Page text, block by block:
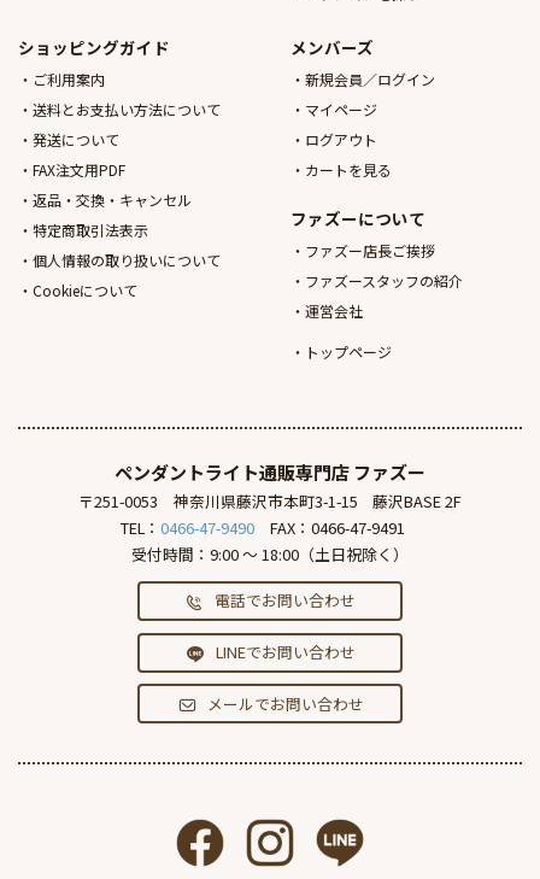
ショッピングガイド
ご利用案内
送料とお支払い方法について
発送について
FAX注文用PDF
返品・交換・キャンセル
特定商取引法表示
個人情報の取り扱いについて
Cookieについて
メンバーズ
新規会員／ログイン
マイページ
ログアウト
カートを見る
ファズーについて
ファズー店長ご挨拶
ファズースタッフの紹介
運営会社
トップページ
ペンダントライト通販専門店 ファズー
〒251-0053 神奈川県藤沢市本町3-1-15
藤沢BASE 2F
TEL： 0466-47-9490
FAX：0466-47-9491
受付時間：9:00 ～ 18:00（土日祝除く）
電話でお問い合わせ
LINEでお問い合わせ
メールでお問い合わせ